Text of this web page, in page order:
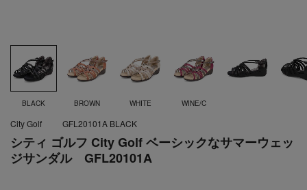
BLACK BROWN WHITE WINE/C
シティ ゴルフ City Golf ベーシックなサマーウェッ
ジサンダル GFL20101A
City Golf GFL20101A BLACK